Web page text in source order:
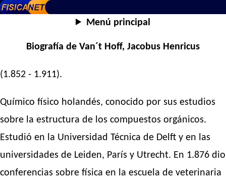
Menú principal
Biografía de Van´t Hoff, Jacobus Henricus
(1.852 - 1.911).
Químico físico holandés, conocido por sus estudios
sobre la estructura de los compuestos orgánicos.
Estudió en la Universidad Técnica de Delft y en las
universidades de Leiden, París y Utrecht. En 1.876 dio
conferencias sobre física en la escuela de veterinaria